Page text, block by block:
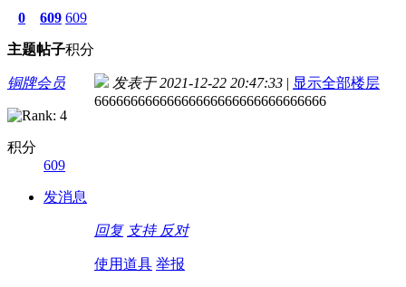
0
主题
609
帖子
609
积分
铜牌会员
积分
609
发消息
发表于 2021-12-22 20:47:33 | 显示全部楼层
66666666666666666666666666666666
回复 支持 反对
使用道具 举报